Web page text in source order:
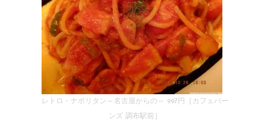
レトロ・ナポリタン～名古屋からの～ 997円［カフェバー
ンズ 調布駅前］